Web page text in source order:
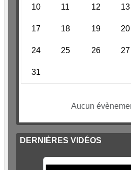
10 11 12 13
17 18 19 20
24 25 26 27
31
Aucun
DERNIÈRES VIDÉOS